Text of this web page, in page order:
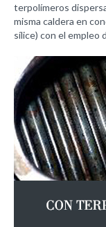
terpolímeros
misma caldera en
sílice) con el empleo